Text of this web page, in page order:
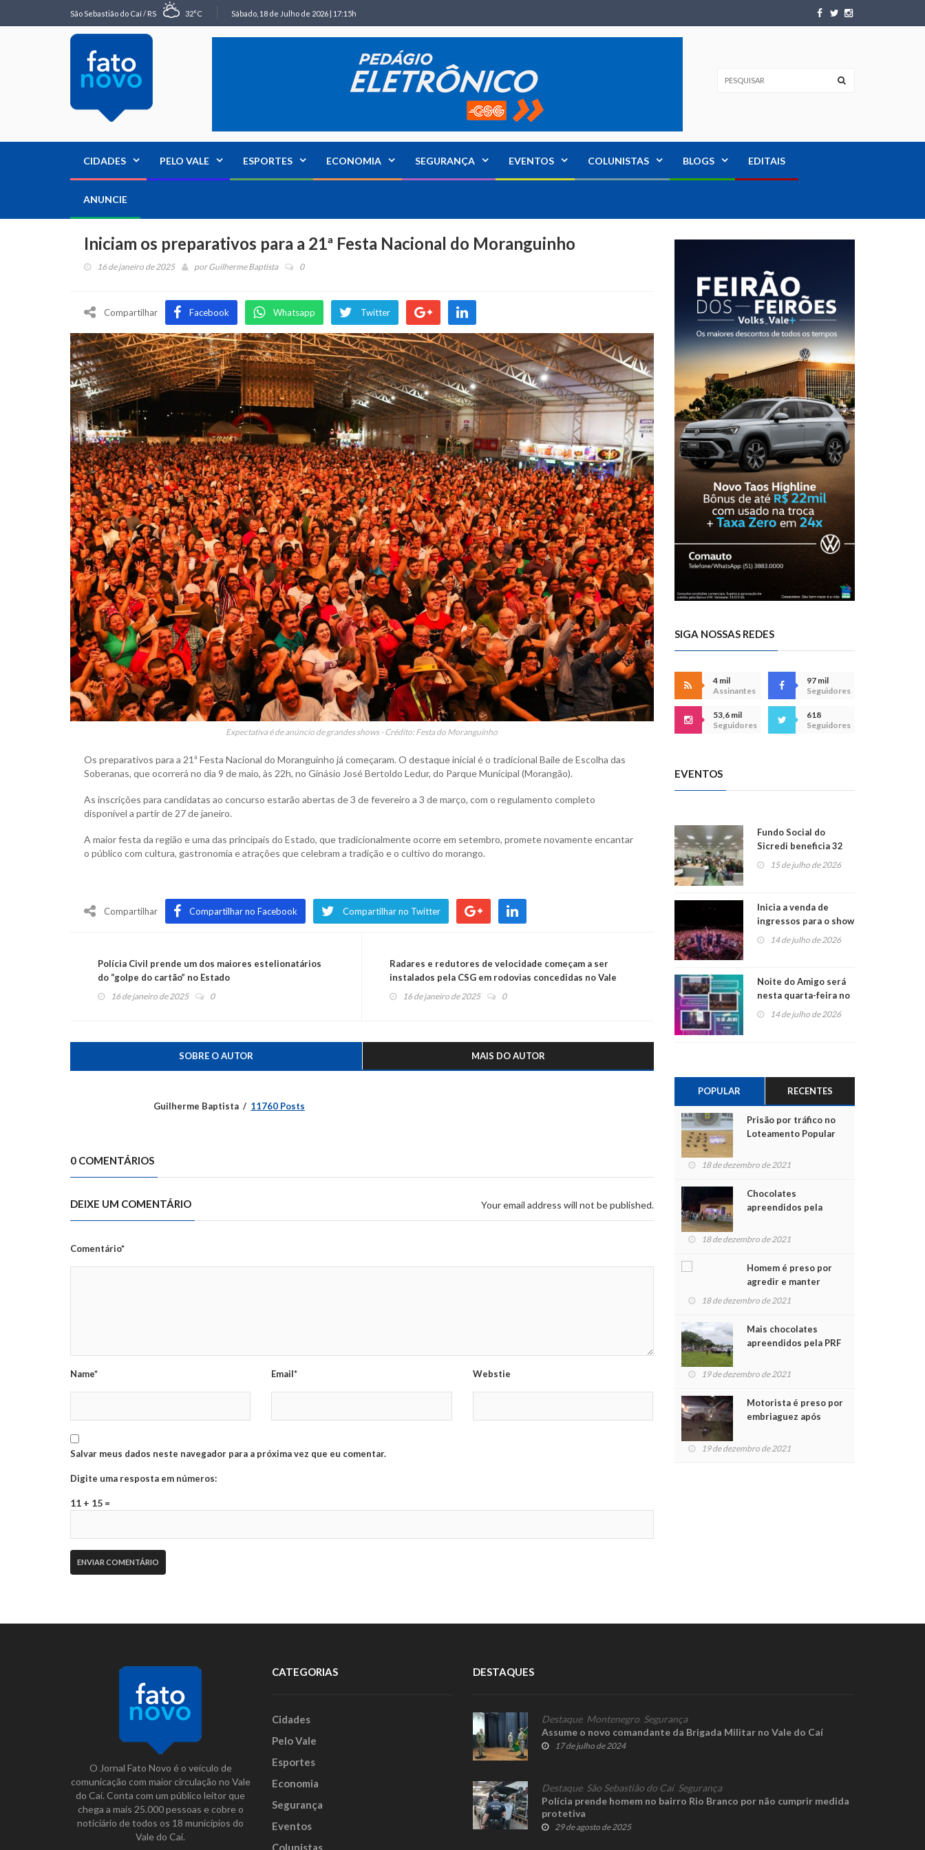
São Sebastião do Caí / RS 32°C Sábado, 18 de Julho de 2026 | 17:15h
CIDADES PELO VALE ESPORTES ECONOMIA SEGURANÇA EVENTOS COLUNISTAS BLOGS EDITAIS
ANUNCIE
Iniciam os preparativos para a 21ª Festa Nacional do Moranguinho
16 de janeiro de 2025 porGuilherme Baptista 0
Compartilhar Facebook Whatsapp Twitter
Expectativa é de anúncio de grandes shows - Crédito: Festa do Moranguinho
Os preparativos para a 21ª Festa Nacional do Moranguinho já começaram. O destaque inicial é o tradicional Baile de Escolha das
Soberanas, que ocorrerá no dia 9 de maio, às 22h, no Ginásio José Bertoldo Ledur, do Parque Municipal (Morangão).
As inscrições para candidatas ao concurso estarão abertas de 3 de fevereiro a 3 de março, com o regulamento completo
disponível a partir de 27 de janeiro.
A maior festa da região e uma das principais do Estado, que tradicionalmente ocorre em setembro, promete novamente encantar
o público com cultura, gastronomia e atrações que celebram a tradição e o cultivo do morango.
Compartilhar Compartilhar no Facebook Compartilhar no Twitter
Polícia Civil prende um dos maiores estelionatários
do “golpe do cartão” no Estado
16 de janeiro de 2025 0
Radares e redutores de velocidade começam a ser
instalados pela CSG em rodovias concedidas no Vale
do Caí e Serra Gaúcha
16 de janeiro de 2025 0
SOBRE O AUTOR MAIS DO AUTOR
Guilherme Baptista 11760 Posts
0 COMENTÁRIOS
DEIXE UM COMENTÁRIO Your email address will not be published.
Comentário*
Name* Email* Webstie
Salvar meus dados neste navegador para a próxima vez que eu comentar.
Digite uma resposta em números:
11 + 15 =
SIGA NOSSAS REDES
4 mil
Assinantes
97 mil
Seguidores
53,6 mil
Seguidores
618
Seguidores
EVENTOS
Fundo Social do
Sicredi beneficia 32
projetos em
15 de julho de 2026
Inicia a venda de
ingressos para o show
do Jota Quest nos 45
anos da Sicredi Ouro
14 de julho de 2026
Noite do Amigo será
nesta quarta-feira no
Centro de Cultura de
14 de julho de 2026
POPULAR RECENTES
Prisão por tráfico no
Loteamento Popular
18 de dezembro de 2021
Chocolates
apreendidos pela
para crianças na
18 de dezembro de 2021
Homem é preso por
agredir e manter
mulher em cárcere
18 de dezembro de 2021
Mais chocolates
apreendidos pela PRF
crianças no Natal
19 de dezembro de 2021
Motorista é preso por
embriaguez após
feridos
19 de dezembro de 2021
O Jornal Fato Novo é o veículo de
comunicação com maior circulação no Vale
do Caí. Conta com um público leitor que
chega a mais 25.000 pessoas e cobre o
noticiário de todos os 18 municípios do
Vale do Caí.
CATEGORIAS
Cidades
Pelo Vale
Esportes
Economia
Segurança
Eventos
DESTAQUES
Destaque, Montenegro Segurança
Assume o novo comandante da Brigada Militar no Vale do Caí
17 de julho de 2024
Destaque, São Sebastião do Caí, Segurança
Polícia prende homem no bairro Rio Branco por não cumprir medida
protetiva
29 de agosto de 2025